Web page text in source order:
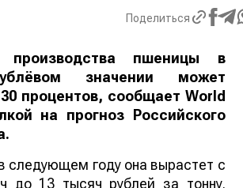
Поделиться
производства пшеницы в
значении может
процентов, сообщает World
на прогноз Российского
следующем году она вырастет с
до 13 тысяч рублей за тонну.
Кыргызстан
Казахстан по темпам роста